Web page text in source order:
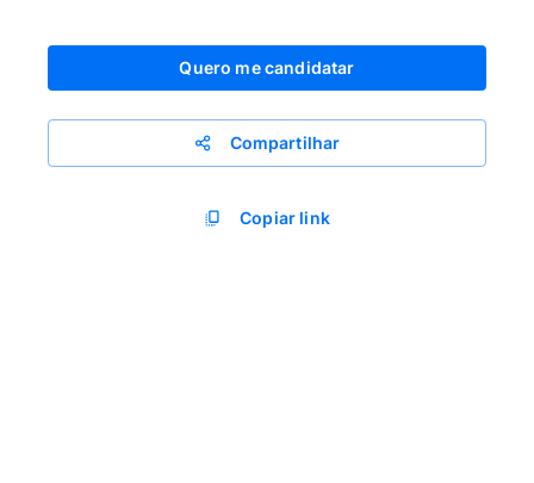
Quero me candidatar
Compartilhar
Copiar link